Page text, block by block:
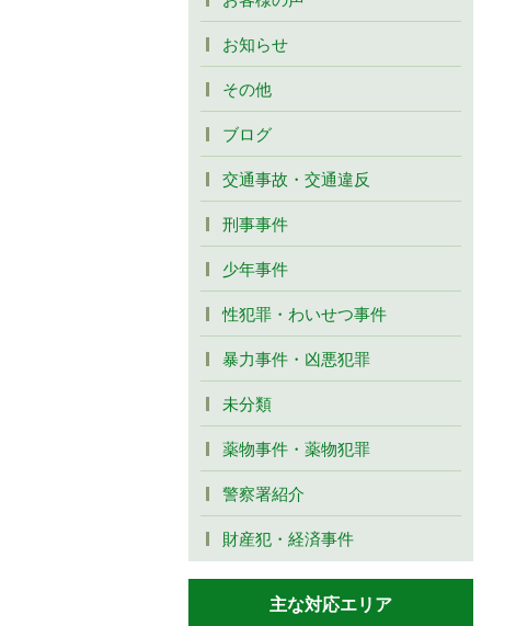
お知らせ
その他
ブログ
交通事故・交通違反
刑事事件
少年事件
性犯罪・わいせつ事件
暴力事件・凶悪犯罪
未分類
薬物事件・薬物犯罪
警察署紹介
財産犯・経済事件
主な対応エリア